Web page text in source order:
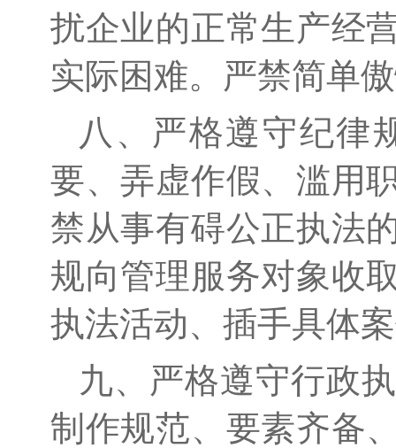
扰企业的正常生产经
实际困难。严禁简单
八、严格遵守纪律
要、弄虚作假、滥用
禁从事有碍公正执法
规向管理服务对象收
执法活动、插手具体
九、严格遵守行政
制作规范、要素齐备